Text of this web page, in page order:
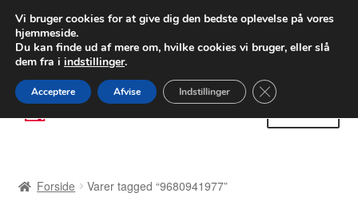
LEVERING fra 55 kr.
FEDEX verdensomspændende forsendelse
80 82 72 02
Spring
til
Spring
til
Betalinger
Forside Varer tagged “9680941977”
Vi bruger cookies for at give dig den bedste oplevelse på vores
hjemmeside.
Du kan finde ud af mere om, hvilke cookies vi bruger, eller slå
dem fra i indstillinger.
Acceptere Afvise Indstillinger Close GDPR